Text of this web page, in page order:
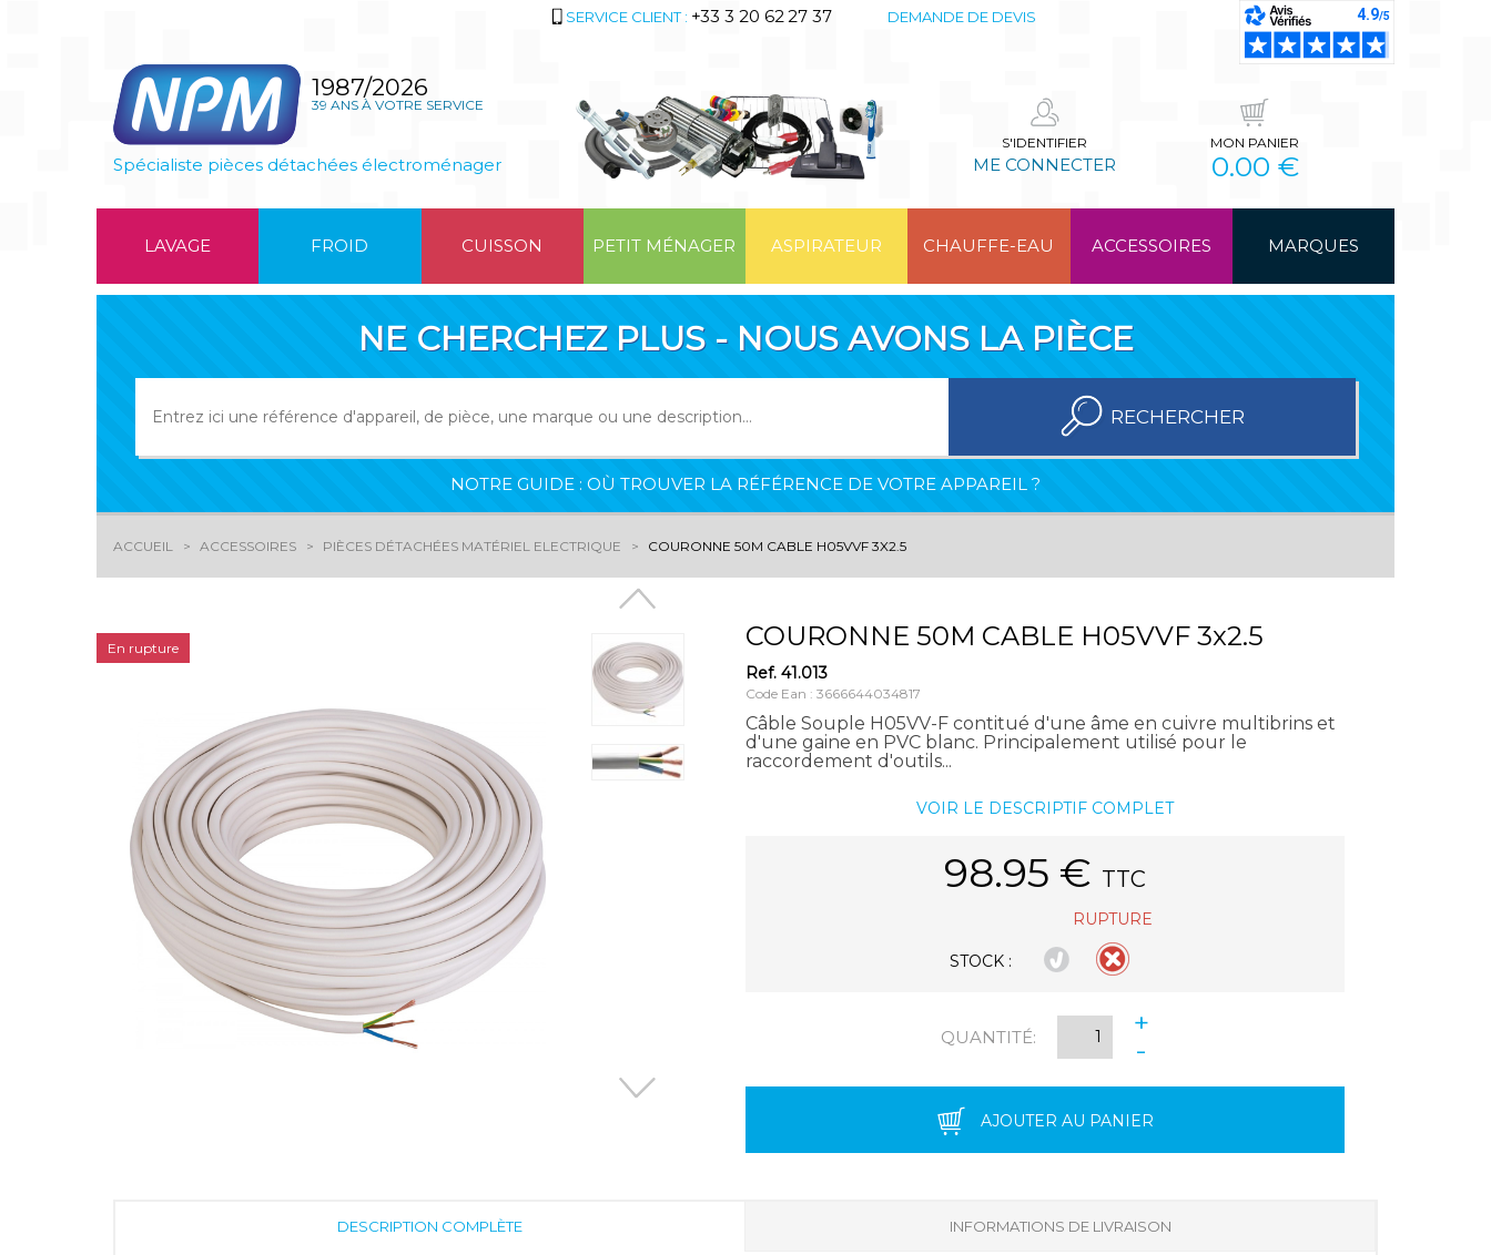
SERVICE CLIENT : +33 3 20 62 27 37 DEMANDE DE DEVIS
1987/2026
39 ANS À VOTRE SERVICE
Spécialiste pièces détachées électroménager
S'IDENTIFIER
ME CONNECTER
MON PANIER
0.00 €
LAVAGE FROID CUISSON PETIT MÉNAGER ASPIRATEUR CHAUFFE-EAU ACCESSOIRES MARQUES
NE CHERCHEZ PLUS - NOUS AVONS LA PIÈCE
RECHERCHER
NOTRE GUIDE : OÙ TROUVER LA RÉFÉRENCE DE VOTRE APPAREIL ?
ACCUEIL ACCESSOIRES PIÈCES DÉTACHÉES MATÉRIEL ELECTRIQUE COURONNE 50M CABLE H05VVF 3X2.5
En rupture COURONNE 50M CABLE H05VVF 3x2.5
Ref. 41.013
Code Ean : 3666644034817
Câble Souple H05VV-F contitué d'une âme en cuivre multibrins et
d'une gaine en PVC blanc. Principalement utilisé pour le
raccordement d'outils...
VOIR LE DESCRIPTIF COMPLET
98.95 € TTC
STOCK :
RUPTURE
QUANTITÉ:
+
-
AJOUTER AU PANIER
DESCRIPTION COMPLÈTE INFORMATIONS DE LIVRAISON